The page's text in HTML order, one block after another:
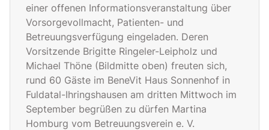
einer offenen Informationsveranstaltung über
Vorsorgevollmacht, Patienten- und
Betreuungsverfügung eingeladen. Deren
Vorsitzende Brigitte Ringeler-Leipholz und
Michael Thöne (Bildmitte oben) freuten sich,
rund 60 Gäste im BeneVit Haus Sonnenhof in
Fuldatal-Ihringshausen am dritten Mittwoch im
September begrüßen zu dürfen Martina
Homburg vom Betreuungsverein e. V.